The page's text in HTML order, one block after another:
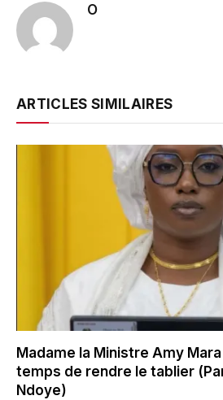
O
ARTICLES SIMILAIRES
Madame la Ministre Amy
temps de rendre le tablier
Ndoye)